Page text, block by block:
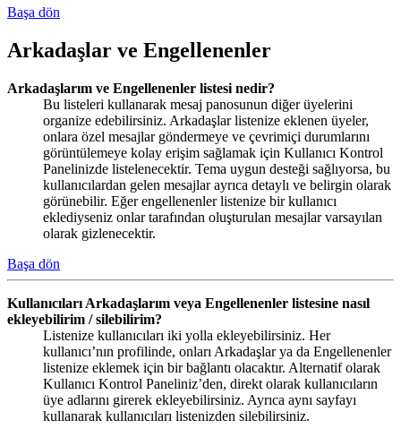
Başa dön
Arkadaşlar ve Engellenenler
Arkadaşlarım ve Engellenenler listesi nedir?
Bu listeleri kullanarak mesaj panosunun diğer üyelerini
organize edebilirsiniz. Arkadaşlar listenize eklenen üyeler,
onlara özel mesajlar göndermeye ve çevrimiçi durumlarını
görüntülemeye kolay erişim sağlamak için Kullanıcı Kontrol
Panelinizde listelenecektir. Tema uygun desteği sağlıyorsa, bu
kullanıcılardan gelen mesajlar ayrıca detaylı ve belirgin olarak
görünebilir. Eğer engellenenler listenize bir kullanıcı
eklediyseniz onlar tarafından oluşturulan mesajlar varsayılan
olarak gizlenecektir.
Başa dön
Kullanıcıları Arkadaşlarım veya Engellenenler listesine nasıl
ekleyebilirim / silebilirim?
Listenize kullanıcıları iki yolla ekleyebilirsiniz. Her
kullanıcı’nın profilinde, onları Arkadaşlar ya da Engellenenler
listenize eklemek için bir bağlantı olacaktır. Alternatif olarak
Kullanıcı Kontrol Paneliniz’den, direkt olarak kullanıcıların
üye adlarını girerek ekleyebilirsiniz. Ayrıca aynı sayfayı
kullanarak kullanıcıları listenizden silebilirsiniz.